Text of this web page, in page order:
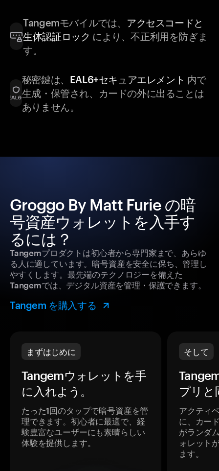
Tangemモバイルでは、 アクセスコードと
生体認証ロック により、不正利用を防ぎま
す。
秘密鍵は、 EAL6+セキュアエレメント 内で
生成・保管され、カードの外に出ることは
ありません。
Groggo By Matt Furie の暗
号資産ウォレットを入手す
るには？
Tangemプロダクトは初心者から専門家まで、あらゆ
る人に適しています。暗号資産を安全に保ち、管理し
やすくします。最先端のテクノロジーを備えた
Tangemでは、デジタル資産を管理・保護できます。
Tangem を購入する
まずはじめに
Tangemウォレットを手
に入れよう。
たった1回のタップで暗号資産を管
理できます。初心者に最適で、経
験豊富なユーザーにも素晴らしい
体験を提供します。
そして
プリと
アクティ
に、カー
がランダ
ォレット
ます。